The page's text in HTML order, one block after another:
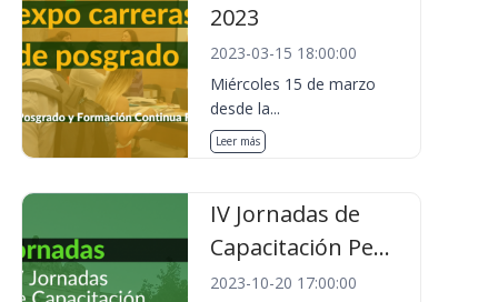
2023
2023-03-15 18:00:00
Miércoles 15 de marzo
desde la...
Leer más
IV Jornadas de
Capacitación Pe...
2023-10-20 17:00:00